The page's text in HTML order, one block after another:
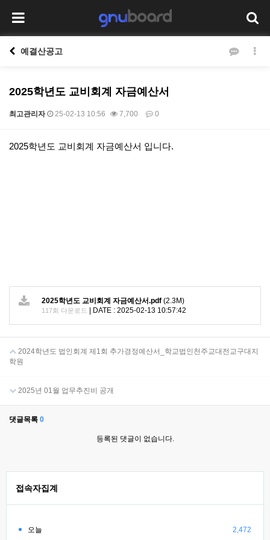
예결산공고
2025학년도 교비회계 자금예산서
최고관리자 25-02-13 10:56 7,700 0
본문
2025학년도 교비회계 자금예산서 입니다.
2025학년도 교비회계 자금예산서.pdf (2.3M)
117회 다운로드 DATE : 2025-02-13 10:57:42
2024학년도 법인회계 제1회 추가경정예산서_학교법인천주교대전교구대지
학원
2025년 01월 업무추진비 공개
댓글목록 0
등록된 댓글이 없습니다.
접속자집계
오늘 2,472